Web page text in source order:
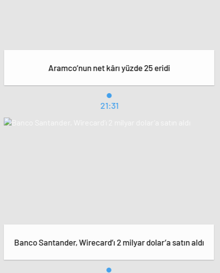
Aramco’nun net kârı yüzde 25 eridi
21:31
Banco Santander, Wirecard’ı 2 milyar dolar’a satın aldı